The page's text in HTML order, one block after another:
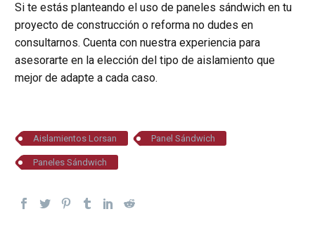
Si te estás planteando el uso de paneles sándwich en tu
proyecto de construcción o reforma no dudes en
consultarnos. Cuenta con nuestra experiencia para
asesorarte en la elección del tipo de aislamiento que
mejor de adapte a cada caso.
Aislamientos Lorsan Panel Sándwich
Paneles Sándwich